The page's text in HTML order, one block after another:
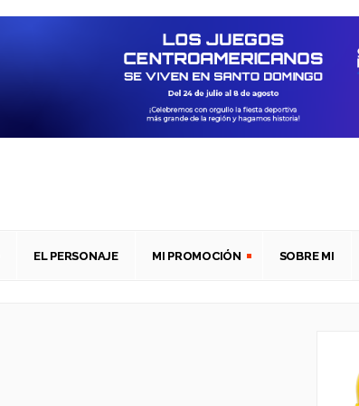
EL PERSONAJE MI PROMOCIÓN SOBRE MI